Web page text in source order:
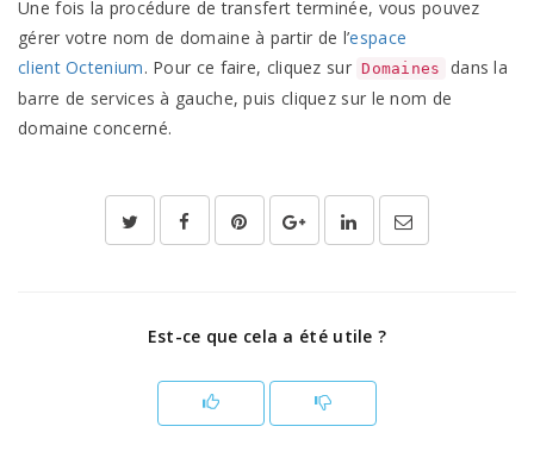
Une fois la procédure de transfert terminée, vous pouvez
gérer votre nom de domaine à partir de l’espace
clientOctenium. Pour ce faire, cliquez sur Domaines
dans la
barre de services à gauche, puis cliquez sur le nom de
domaine concerné.
Est-ce que cela a été utile ?